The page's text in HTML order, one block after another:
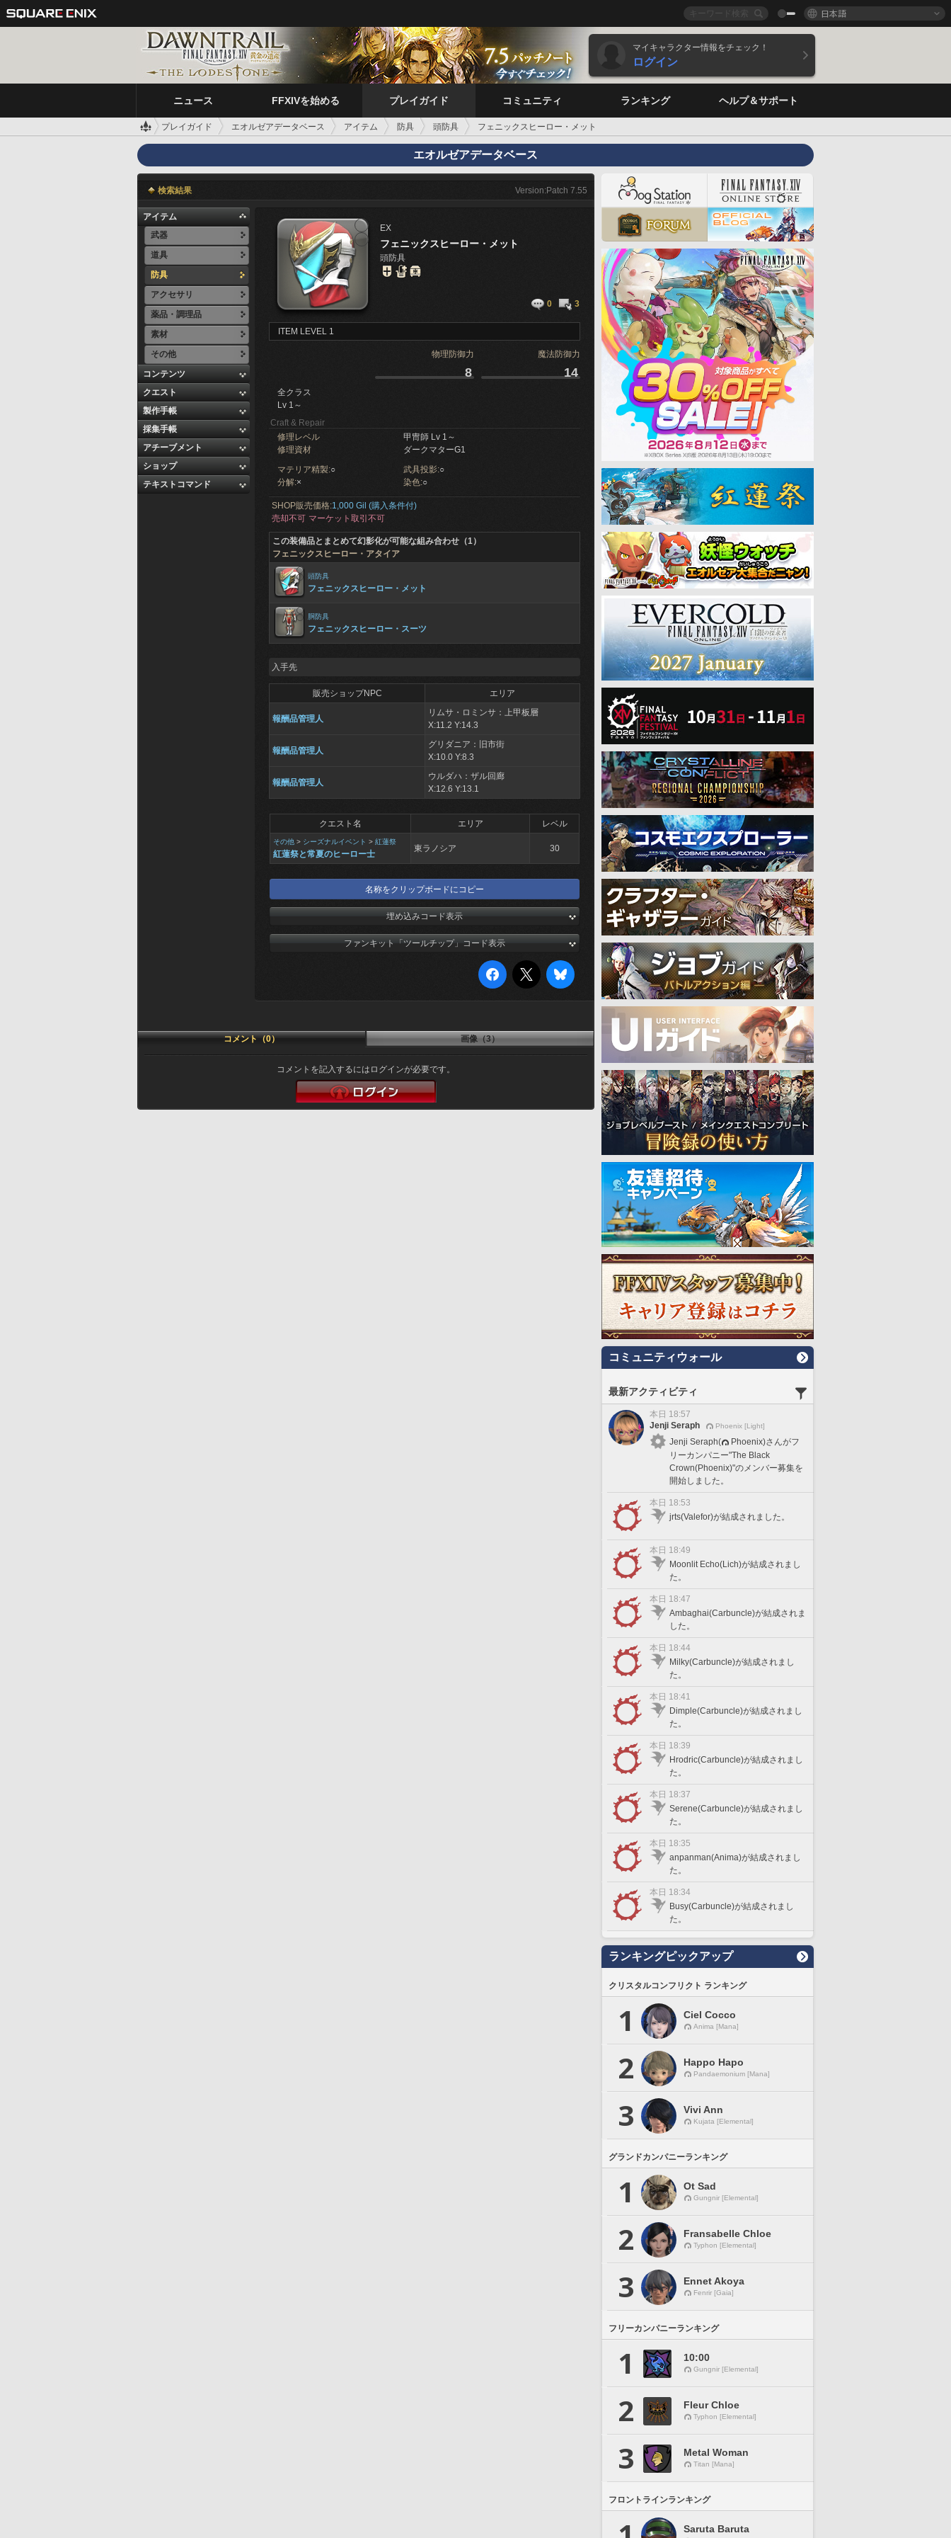
日本語
マイキャラクター情報をチェック！
ログイン
ニュース FFXIVを始める プレイガイド コミュニティ ランキング ヘルプ＆サポート
プレイガイド エオルゼアデータベース アイテム 防具 頭防具 フェニックスヒーロー・メット
エオルゼアデータベース
検索結果 Version:Patch 7.55
アイテム
武器
道具
防具
アクセサリ
薬品・調理品
素材
その他
コンテンツ
クエスト
製作手帳
採集手帳
アチーブメント
ショップ
テキストコマンド
EX
フェニックスヒーロー・メット
頭防具
0 3
ITEM LEVEL 1
物理防御力 魔法防御力
8 14
全クラス
Lv 1～
Craft & Repair
修理レベル
甲冑師 Lv 1～
修理資材
ダークマターG1
マテリア精製:○ 武具投影:○
分解:× 染色:○
SHOP販売価格:1,000 Gil (購入条件付)
売却不可 マーケット取引不可
この装備品とまとめて幻影化が可能な組み合わせ（1）
フェニックスヒーロー・アタイア
頭防具
フェニックスヒーロー・メット
胴防具
フェニックスヒーロー・スーツ
入手先
販売ショップNPC エリア
報酬品管理人
リムサ・ロミンサ：上甲板層
X:11.2 Y:14.3
報酬品管理人
グリダニア：旧市街
X:10.0 Y:8.3
報酬品管理人
ウルダハ：ザル回廊
X:12.6 Y:13.1
クエスト名 エリア レベル
その他 > シーズナルイベント > 紅蓮祭
紅蓮祭と常夏のヒーロー士
東ラノシア 30
名称をクリップボードにコピー
埋め込みコード表示
ファンキット「ツールチップ」コード表示
コメント（0） 画像（3）
コメントを記入するにはログインが必要です。
コミュニティウォール
最新アクティビティ
本日 18:57
Jenji Seraph
Phoenix [Light]
Jenji Seraph(
Phoenix)さんがフ
リーカンパニー"The Black
Crown(Phoenix)"のメンバー募集を
開始しました。
本日 18:53
jrts(Valefor)が結成されました。
本日 18:49
Moonlit Echo(Lich)が結成されまし
た。
本日 18:47
Ambaghai(Carbuncle)が結成されま
した。
本日 18:44
Milky(Carbuncle)が結成されまし
た。
本日 18:41
Dimple(Carbuncle)が結成されまし
た。
本日 18:39
Hrodric(Carbuncle)が結成されまし
た。
本日 18:37
Serene(Carbuncle)が結成されまし
た。
本日 18:35
anpanman(Anima)が結成されまし
た。
本日 18:34
Busy(Carbuncle)が結成されまし
た。
ランキングピックアップ
クリスタルコンフリクト ランキング
1 Ciel Cocco
Anima [Mana]
2 Happo Hapo
Pandaemonium [Mana]
3 Vivi Ann
Kujata [Elemental]
グランドカンパニーランキング
1 Ot Sad
Gungnir [Elemental]
2 Fransabelle Chloe
Typhon [Elemental]
3 Ennet Akoya
Fenrir [Gaia]
フリーカンパニーランキング
1 10:00
Gungnir [Elemental]
2 Fleur Chloe
Typhon [Elemental]
3 Metal Woman
Titan [Mana]
フロントラインランキング
Saruta Baruta